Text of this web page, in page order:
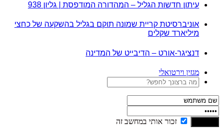
עיתון חדשות הגליל – המהדורה המודפסת | גליון 938
אוניברסיטת קריית שמונה תוקם בגליל בהשקעה של כחצי
מיליארד שקלים
דנציגר-אורט – הדיבייט של המדינה
מגזין וירטואלי
זכור אותי במחשב זה